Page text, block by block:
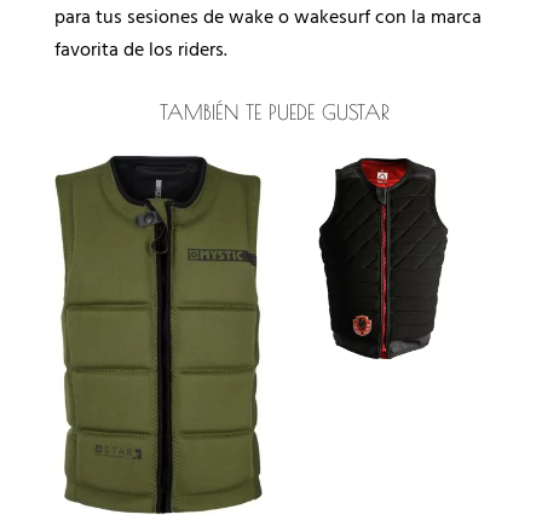
para tus sesiones de wake o wakesurf con la marca
favorita de los riders.
TAMBIÉN TE PUEDE GUSTAR